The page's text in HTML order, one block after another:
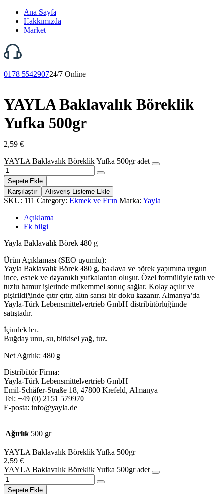
Ana Sayfa
Hakkımızda
Market
0178 554290724/7 Online
YAYLA Baklavalık Böreklik
Yufka 500gr
2,59 €
YAYLA Baklavalık Böreklik Yufka 500gr adet
Sepete Ekle
Karşılaştır
Alışveriş Listeme Ekle
SKU: 111 Category: Ekmek ve Fırın Marka: Yayla
Açıklama
Ek bilgi
Yayla Baklavalık Börek 480 g
Ürün Açıklaması (SEO uyumlu):
Yayla Baklavalık Börek 480 g, baklava ve börek yapımına uygun
ince, esnek ve dayanıklı yufkalardan oluşur. Özel formülüyle tatlı ve
tuzlu hamur işlerinde mükemmel sonuç sağlar. Kolay açılır ve
pişirildiğinde çıtır çıtır, altın sarısı bir doku kazanır. Almanya’da
Yayla-Türk Lebensmittelvertrieb GmbH distribütörlüğünde
satıştadır.
İçindekiler:
Buğday unu, su, bitkisel yağ, tuz.
Net Ağırlık: 480 g
Distribütör Firma:
Yayla-Türk Lebensmittelvertrieb GmbH
Emil-Schäfer-Straße 18, 47800 Krefeld, Almanya
Tel: +49 (0) 2151 579970
E-posta: info@yayla.de
Ağırlık 500 gr
YAYLA Baklavalık Böreklik Yufka 500gr
2,59 €
YAYLA Baklavalık Böreklik Yufka 500gr adet
Sepete Ekle